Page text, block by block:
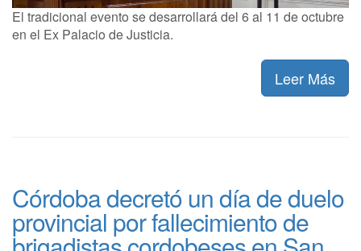
El tradicional evento se desarrollará del 6 al 11 de octubre
en el Ex Palacio de Justicia.
Leer Más
Córdoba decretó un día de duelo
provincial por fallecimiento de